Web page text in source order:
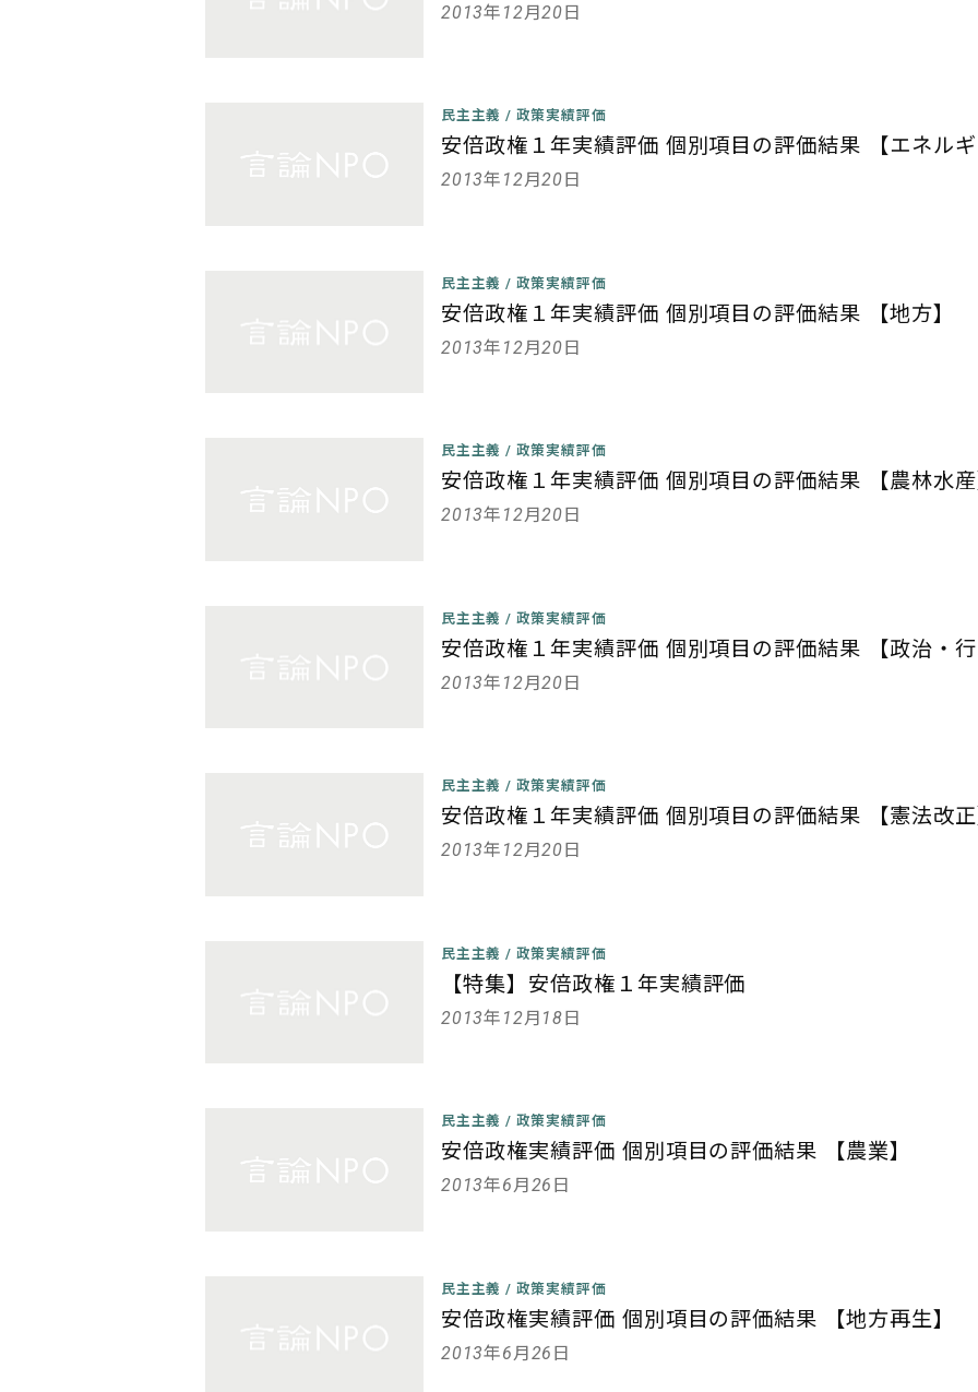
2013年12月20日
民主主義 / 政策実績評価
安倍政権１年実績評価 個別項目の評価結果 【エネル
2013年12月20日
民主主義 / 政策実績評価
安倍政権１年実績評価 個別項目の評価結果 【地方】
2013年12月20日
民主主義 / 政策実績評価
安倍政権１年実績評価 個別項目の評価結果 【農林水
2013年12月20日
民主主義 / 政策実績評価
安倍政権１年実績評価 個別項目の評価結果 【政治・
2013年12月20日
民主主義 / 政策実績評価
安倍政権１年実績評価 個別項目の評価結果 【憲法改
2013年12月20日
民主主義 / 政策実績評価
【特集】安倍政権１年実績評価
2013年12月18日
民主主義 / 政策実績評価
安倍政権実績評価 個別項目の評価結果 【農業】
2013年6月26日
民主主義 / 政策実績評価
安倍政権実績評価 個別項目の評価結果 【地方再生】
2013年6月26日